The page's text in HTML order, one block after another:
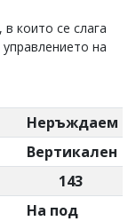
които се слага
на
Неръждаем
Вертикален
143
На под